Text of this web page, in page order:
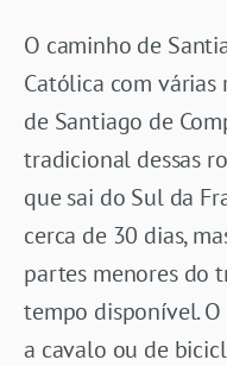
O caminho de
Católica com
de Santiago de
tradicional dessas
que sai do Sul da
cerca de 30 dias,
partes menores do
tempo disponível.
a cavalo ou de